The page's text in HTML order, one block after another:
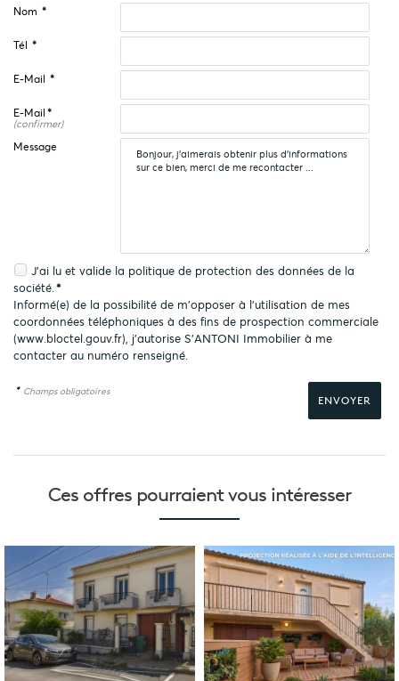
Nom *
Tél *
E-Mail *
E-Mail *
(confirmer)
Message
J'ai lu et valide la politique de protection des données de la
société.*
Informé(e) de la possibilité de m'opposer à l'utilisation de mes
coordonnées téléphoniques à des fins de prospection commerciale
(www.bloctel.gouv.fr), j'autorise S'ANTONI Immobilier à me
contacter au numéro renseigné.
* Champs obligatoires
Ces offres pourraientvous intéresser